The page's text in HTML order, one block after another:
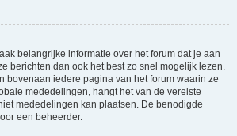
belangrijke informatie over het forum dat je aan
berichten dan ook het best zo snel mogelijk lezen.
bovenaan iedere pagina van het forum waarin ze
mededelingen, hangt het van de vereiste
mededelingen kan plaatsen. De benodigde
een beheerder.